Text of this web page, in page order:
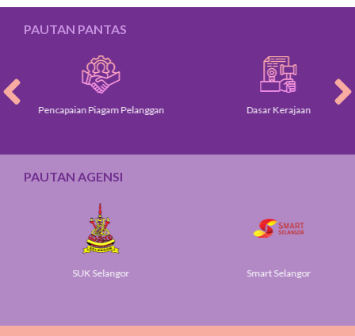
PAUTAN PANTAS
Pencapaian Piagam Pelanggan Dasar Kerajaan
PAUTAN AGENSI
SUK Selangor Smart Selangor